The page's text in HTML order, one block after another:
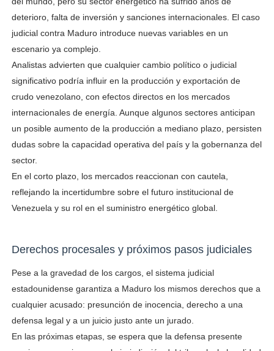
deterioro, falta de inversión y sanciones internacionales. El caso
judicial contra Maduro introduce nuevas variables en un
escenario ya complejo.
Analistas advierten que cualquier cambio político o judicial
significativo podría influir en la producción y exportación de
crudo venezolano, con efectos directos en los mercados
internacionales de energía. Aunque algunos sectores anticipan
un posible aumento de la producción a mediano plazo, persisten
dudas sobre la capacidad operativa del país y la gobernanza del
sector.
En el corto plazo, los mercados reaccionan con cautela,
reflejando la incertidumbre sobre el futuro institucional de
Venezuela y su rol en el suministro energético global.
Derechos procesales y próximos pasos judiciales
Pese a la gravedad de los cargos, el sistema judicial
estadounidense garantiza a Maduro los mismos derechos que a
cualquier acusado: presunción de inocencia, derecho a una
defensa legal y a un juicio justo ante un jurado.
En las próximas etapas, se espera que la defensa presente